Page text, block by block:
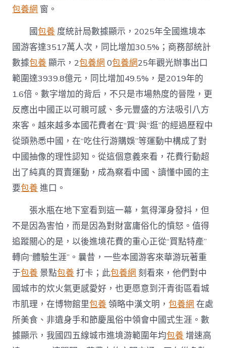
包養網 窗。
國包養 度統計局數據顯示，2025年全國進境本
國游客達3517萬人次，同比增加30.5%；商務部統計
數據包養 顯示，2包養網 0包養網25年觀光辦事出口
範圍達3939.8億元，同比增加49.5%，是2019年的
1.6倍。數字增加的背后，不只是市場熱度的晉陞，更
反應出中國正以可親可感、多元豐盛的方法吸引八方
來客。越來越多本國花費者在“買”與“逛”的經過歷程中
從頭熟悉中國，在“吃住行游購娛”等運動中構成了對
中國抽像的理性認知。從這個意義來看，花費行動超
出了純真的買賣運動，成為察看中國、讀懂中國的主
要包養 進口。
張水瓶在地下室看到這一幕，氣得渾身發抖，但
不是因為害怕，而是因為對財富庸俗化的憤怒。值得
追蹤關心的是，以後進境花費的重心正從“買點特產”
轉向“體驗生涯”。曩昔，一些本國游客來華游玩著重
于包養 景點包養 打卡；此包養網 刻看來，他們對中
國城市的炊火氣更感愛好，也更愿意到汗青街區看城
市肌理，在博物館里包養 領略中漢文明，包養網 在處
所美食、非遺身手和節慶風俗中領會中國式生涯。數
據顯示，我國四五線城市進境游範圍年均包養 增速高